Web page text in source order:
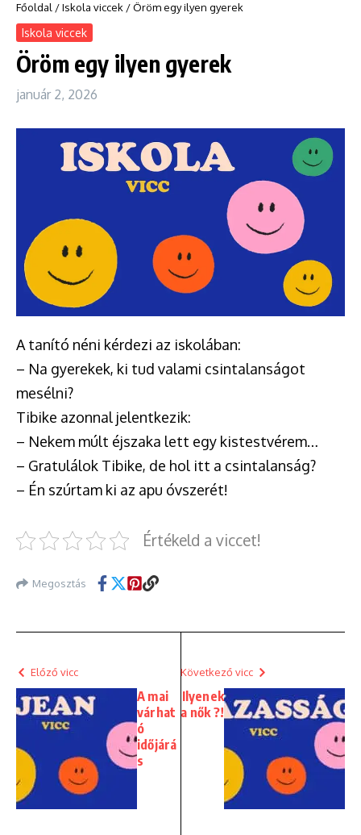
Főoldal /Iskola viccek /Öröm egy ilyen gyerek
Iskola viccek
Öröm egy ilyen gyerek
január 2, 2026
A tanító néni kérdezi az iskolában:
– Na gyerekek, ki tud valami csintalanságot
mesélni?
Tibike azonnal jelentkezik:
– Nekem múlt éjszaka lett egy kistestvérem…
– Gratulálok Tibike, de hol itt a csintalanság?
– Én szúrtam ki az apu óvszerét!
Értékeld a viccet!
Megosztás
Előző vicc
A mai
várhat
ó
időjárá
s
Következő vicc
Ilyenek
a nők ?!